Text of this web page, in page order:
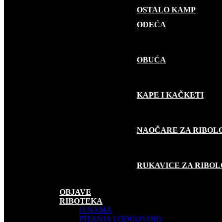
OSTALO KAMP
ODEĆA
OBUĆA
KAPE I KAČKETI
NAOČARE ZA
RUKAVICE ZA
OBJAVE
RIBOTEKA
O NAMA
PITANJA I ODGOVORI